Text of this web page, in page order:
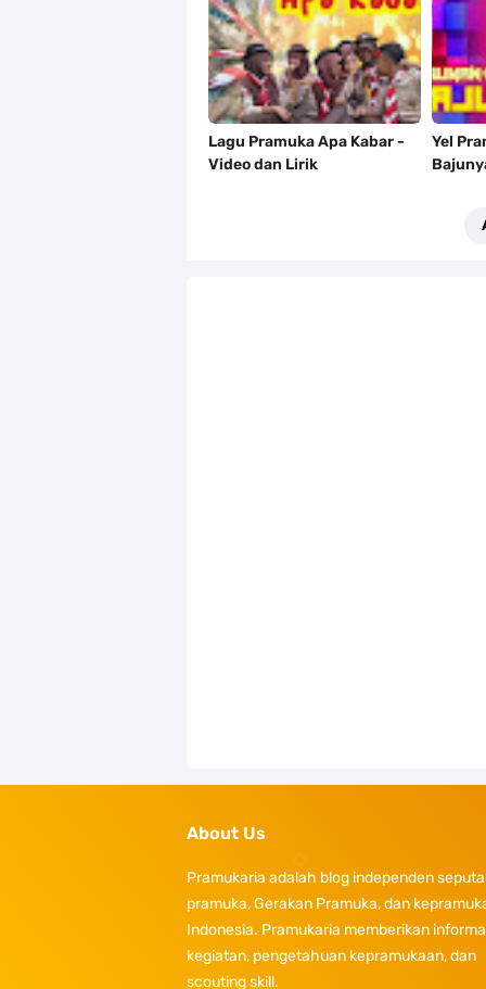
Lagu Pramuka Apa Kabar -
Video dan Lirik
Yel
About Us
Pramukaria adalah blog independen
pramuka, Gerakan Pramuka, dan
Indonesia. Pramukaria memberikan
kegiatan, pengetahuan kepramukaan, dan
scouting skill.